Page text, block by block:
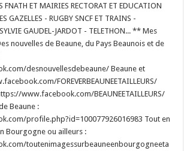
FNATH ET MAIRIES RECTORAT ET EDUCATION
GAZELLES - RUGBY SNCF ET TRAINS -
GAUDEL-JARDOT - TELETHON... ** Mes
nouvelles de Beaune, du Pays Beaunois et de
desnouvellesdebeaune/ Beaune et
FOREVERBEAUNEETAILLEURS/
www.facebook.com/BEAUNEETAILLEURS/
Beaune :
profile.php?id=100077926016983 Tout en
Bourgogne ou ailleurs :
toutenimagessurbeauneenbourgogneeta